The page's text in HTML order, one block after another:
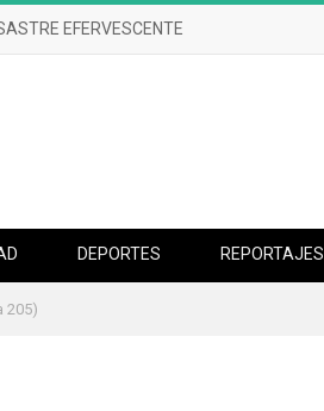
EFERVESCENTE
DEPORTES REPORTAJES
205)